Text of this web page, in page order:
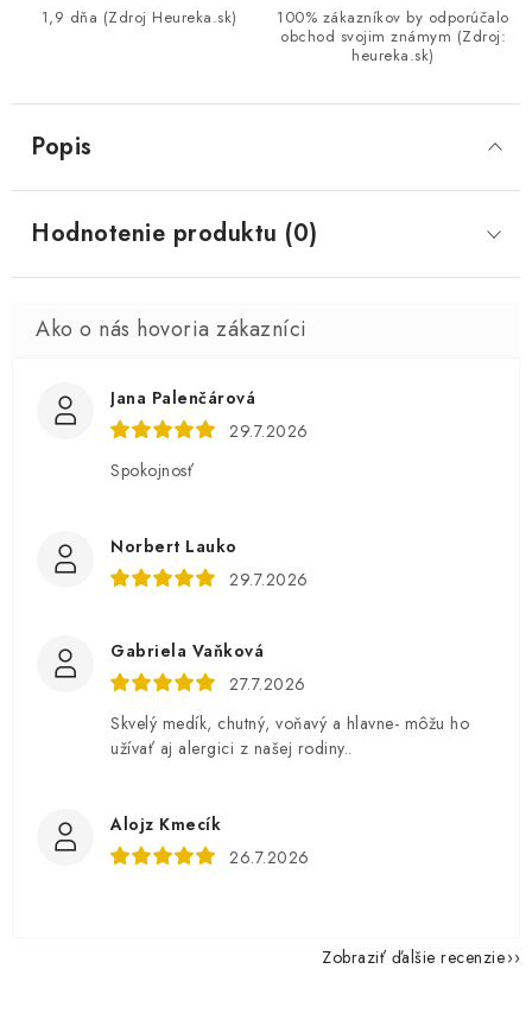
1,9 dňa (Zdroj Heureka.sk)
100% zákazníkov by odporúčalo
obchod svojim známym (Zdroj:
heureka.sk)
Popis
Hodnotenie produktu (0)
Jana Palenčárová
29.7.2026
Spokojnosť
Norbert Lauko
29.7.2026
Gabriela Vaňková
27.7.2026
Skvelý medík, chutný, voňavý a hlavne- môžu ho
užívať aj alergici z našej rodiny..
Alojz Kmecík
26.7.2026
Zobraziť ďalšie recenzie